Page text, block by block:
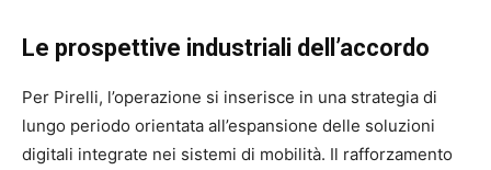
Le prospettive industriali dell’accordo
Per Pirelli, l’operazione si inserisce in una strategia di
lungo periodo orientata all’espansione delle soluzioni
digitali integrate nei sistemi di mobilità. Il rafforzamento